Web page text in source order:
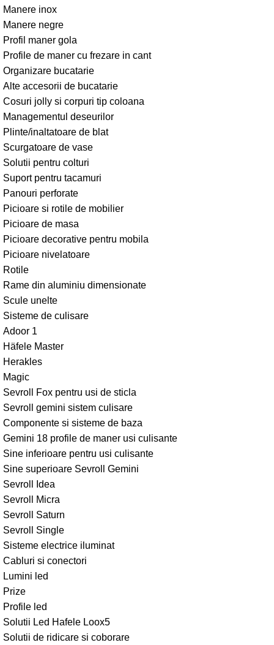
Manere inox
Manere negre
Profil maner gola
Profile de maner cu frezare in cant
Organizare bucatarie
Alte accesorii de bucatarie
Cosuri jolly si corpuri tip coloana
Managementul deseurilor
Plinte/inaltatoare de blat
Scurgatoare de vase
Solutii pentru colturi
Suport pentru tacamuri
Panouri perforate
Picioare si rotile de mobilier
Picioare de masa
Picioare decorative pentru mobila
Picioare nivelatoare
Rotile
Rame din aluminiu dimensionate
Scule unelte
Sisteme de culisare
Adoor 1
Häfele Master
Herakles
Magic
Sevroll Fox pentru usi de sticla
Sevroll gemini sistem culisare
Componente si sisteme de baza
Gemini 18 profile de maner usi culisante
Sine inferioare pentru usi culisante
Sine superioare Sevroll Gemini
Sevroll Idea
Sevroll Micra
Sevroll Saturn
Sevroll Single
Sisteme electrice iluminat
Cabluri si conectori
Lumini led
Prize
Profile led
Solutii Led Hafele Loox5
Solutii de ridicare si coborare